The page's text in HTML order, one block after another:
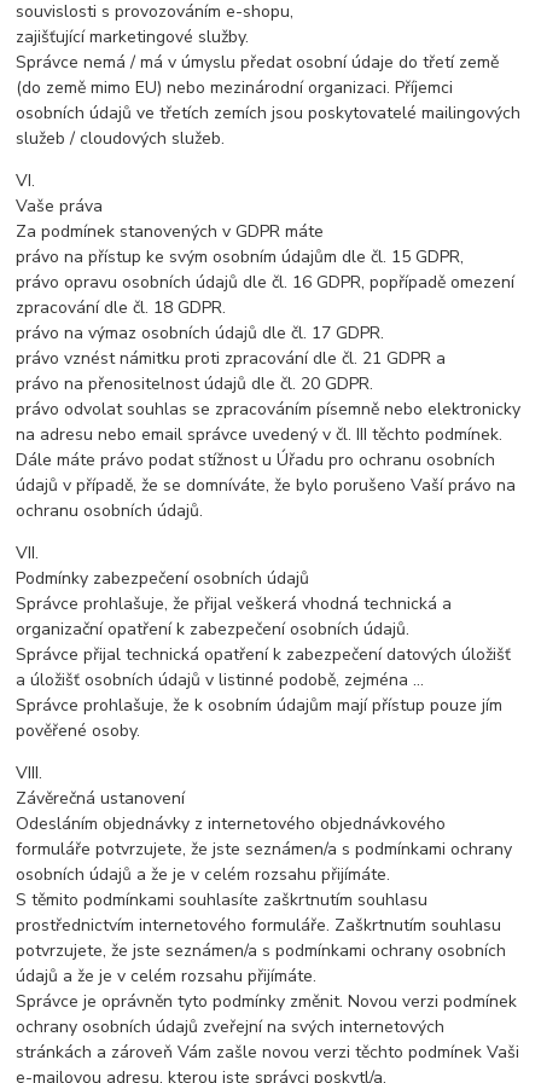
souvislosti s provozováním e-shopu,
zajišťující marketingové služby.
Správce nemá / má v úmyslu předat osobní údaje do třetí země
(do země mimo EU) nebo mezinárodní organizaci. Příjemci
osobních údajů ve třetích zemích jsou poskytovatelé mailingových
služeb / cloudových služeb.
VI.
Vaše práva
Za podmínek stanovených v GDPR máte
právo na přístup ke svým osobním údajům dle čl. 15 GDPR,
právo opravu osobních údajů dle čl. 16 GDPR, popřípadě omezení
zpracování dle čl. 18 GDPR.
právo na výmaz osobních údajů dle čl. 17 GDPR.
právo vznést námitku proti zpracování dle čl. 21 GDPR a
právo na přenositelnost údajů dle čl. 20 GDPR.
právo odvolat souhlas se zpracováním písemně nebo elektronicky
na adresu nebo email správce uvedený v čl. III těchto podmínek.
Dále máte právo podat stížnost u Úřadu pro ochranu osobních
údajů v případě, že se domníváte, že bylo porušeno Vaší právo na
ochranu osobních údajů.
VII.
Podmínky zabezpečení osobních údajů
Správce prohlašuje, že přijal veškerá vhodná technická a
organizační opatření k zabezpečení osobních údajů.
Správce přijal technická opatření k zabezpečení datových úložišť
a úložišť osobních údajů v listinné podobě, zejména …
Správce prohlašuje, že k osobním údajům mají přístup pouze jím
pověřené osoby.
VIII.
Závěrečná ustanovení
Odesláním objednávky z internetového objednávkového
formuláře potvrzujete, že jste seznámen/a s podmínkami ochrany
osobních údajů a že je v celém rozsahu přijímáte.
S těmito podmínkami souhlasíte zaškrtnutím souhlasu
prostřednictvím internetového formuláře. Zaškrtnutím souhlasu
potvrzujete, že jste seznámen/a s podmínkami ochrany osobních
údajů a že je v celém rozsahu přijímáte.
Správce je oprávněn tyto podmínky změnit. Novou verzi podmínek
ochrany osobních údajů zveřejní na svých internetových
stránkách a zároveň Vám zašle novou verzi těchto podmínek Vaši
e-mailovou adresu, kterou jste správci poskytl/a.